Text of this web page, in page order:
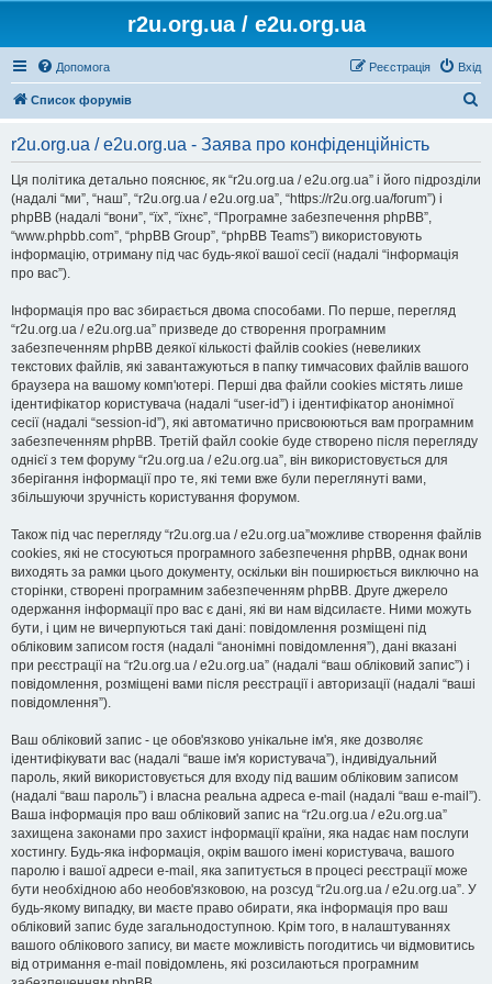
r2u.org.ua / e2u.org.ua
Допомога Вхід
Реєстрація
Список форумів
r2u.org.ua / e2u.org.ua - Заява про конфіденційність
Ця політика детально пояснює, як “r2u.org.ua / e2u.org.ua” і його підрозділи
(надалі “ми”, “наш”, “r2u.org.ua / e2u.org.ua”, “https://r2u.org.ua/forum”) і
phpBB (надалі “вони”, “їх”, “їхнє”, “Програмне забезпечення phpBB”,
“www.phpbb.com”, “phpBB Group”, “phpBB Teams”) використовують
інформацію, отриману під час будь-якої вашої сесії (надалі “інформація
про вас”).
Інформація про вас збирається двома способами. По перше, перегляд
“r2u.org.ua / e2u.org.ua” призведе до створення програмним
забезпеченням phpBB деякої кількості файлів cookies (невеликих
текстових файлів, які завантажуються в папку тимчасових файлів вашого
браузера на вашому комп'ютері. Перші два файли cookies містять лише
ідентифікатор користувача (надалі “user-id”) і ідентифікатор анонімної
сесії (надалі “session-id”), які автоматично присвоюються вам програмним
забезпеченням phpBB. Третій файл cookie буде створено після перегляду
однієї з тем форуму “r2u.org.ua / e2u.org.ua”, він використовується для
зберігання інформації про те, які теми вже були переглянуті вами,
збільшуючи зручність користування форумом.
Також під час перегляду “r2u.org.ua / e2u.org.ua”можливе створення файлів
cookies, які не стосуються програмного забезпечення phpBB, однак вони
виходять за рамки цього документу, оскільки він поширюється виключно на
сторінки, створені програмним забезпеченням phpBB. Друге джерело
одержання інформації про вас є дані, які ви нам відсилаєте. Ними можуть
бути, і цим не вичерпуються такі дані: повідомлення розміщені під
обліковим записом гостя (надалі “анонімні повідомлення”), дані вказані
при реєстрації на “r2u.org.ua / e2u.org.ua” (надалі “ваш обліковий запис”) і
повідомлення, розміщені вами після реєстрації і авторизації (надалі “ваші
повідомлення”).
Ваш обліковий запис - це обов'язково унікальне ім'я, яке дозволяє
ідентифікувати вас (надалі “ваше ім'я користувача”), індивідуальний
пароль, який використовується для входу під вашим обліковим записом
(надалі “ваш пароль”) і власна реальна адреса e-mail (надалі “ваш e-mail”).
Ваша інформація про ваш обліковий запис на “r2u.org.ua / e2u.org.ua”
захищена законами про захист інформації країни, яка надає нам послуги
хостингу. Будь-яка інформація, окрім вашого імені користувача, вашого
паролю і вашої адреси e-mail, яка запитується в процесі реєстрації може
бути необхідною або необов'язковою, на розсуд “r2u.org.ua / e2u.org.ua”. У
будь-якому випадку, ви маєте право обирати, яка інформація про ваш
обліковий запис буде загальнодоступною. Крім того, в налаштуваннях
вашого облікового запису, ви маєте можливість погодитись чи відмовитись
від отримання e-mail повідомлень, які розсилаються програмним